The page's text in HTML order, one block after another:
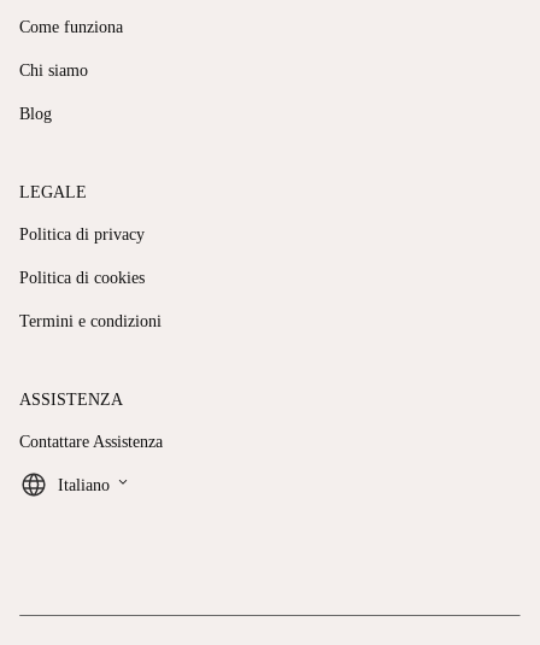
Come funziona
Chi siamo
Blog
LEGALE
Politica di privacy
Politica di cookies
Termini e condizioni
ASSISTENZA
Contattare Assistenza
Italiano keyboard_arrow_down